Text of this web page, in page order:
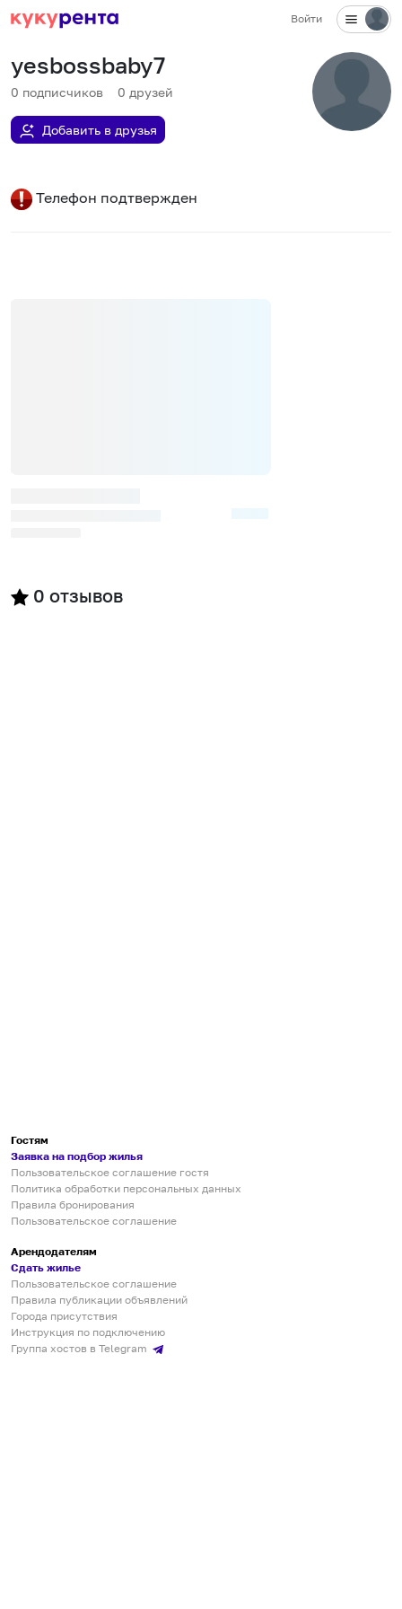
Войти
yesbossbaby7
0 подписчиков 0 друзей
Добавить в друзья
Телефон подтвержден
0 отзывов
Гостям
Заявка на подбор жилья
Пользовательское соглашение гостя
Политика обработки персональных данных
Правила бронирования
Пользовательское соглашение
Арендодателям
Сдать жилье
Пользовательское соглашение
Правила публикации объявлений
Города присутствия
Инструкция по подключению
Группа хостов в Telegram